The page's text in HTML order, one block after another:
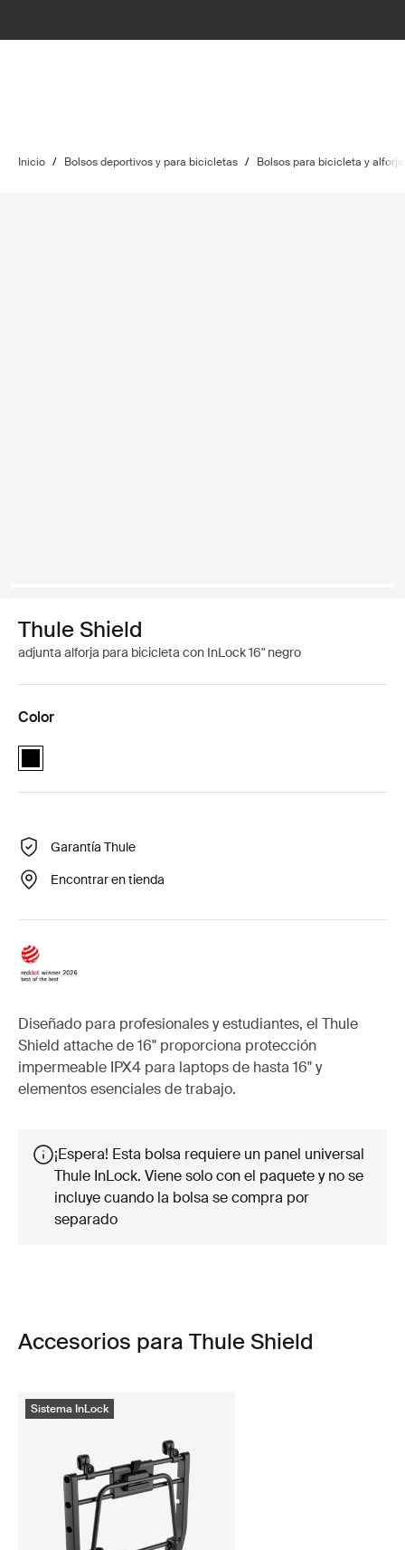
Inicio / Bolsos deportivos y para bicicletas / Bolsos para bicicleta y
Thule Shield
adjunta alforja para bicicleta con InLock 16" negro
Color
Thule Shield attache with InLock 16" Negro (selected)
Garantía Thule
Encontrar en tienda
Diseñado para profesionales y estudiantes, el Thule
Shield attache de 16" proporciona protección
impermeable IPX4 para laptops de hasta 16" y
elementos esenciales de trabajo.
¡Espera! Esta bolsa requiere un panel universal
Thule InLock. Viene solo con el paquete y no se
incluye cuando la bolsa se compra por
separado
Accesorios para Thule Shield
Sistema InLock